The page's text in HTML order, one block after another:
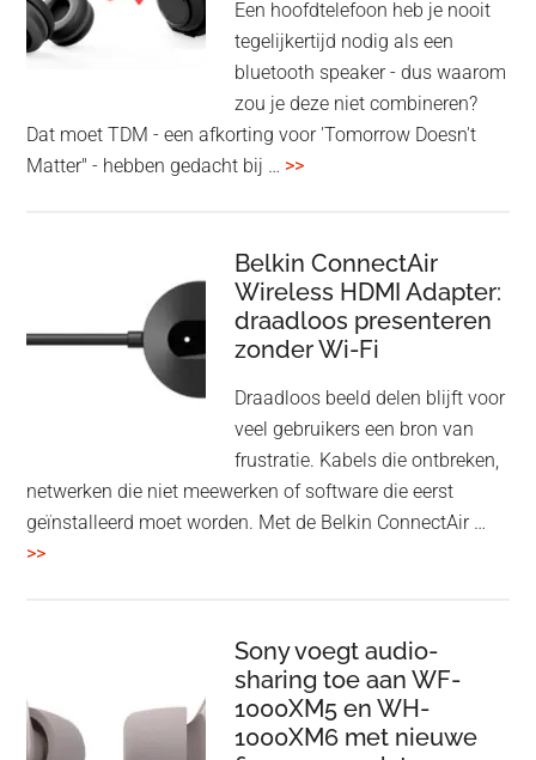
Een hoofdtelefoon heb je nooit
tegelijkertijd nodig als een
bluetooth speaker - dus waarom
zou je deze niet combineren?
Dat moet TDM - een afkorting voor 'Tomorrow Doesn't
Matter" - hebben gedacht bij … >>overHoofdtelefoon
Speaker
in
een
twist
Belkin ConnectAir
Wireless HDMI Adapter:
draadloos presenteren
zonder Wi-Fi
Draadloos beeld delen blijft voor
veel gebruikers een bron van
frustratie. Kabels die ontbreken,
netwerken die niet meewerken of software die eerst
geïnstalleerd moet worden. Met de Belkin ConnectAir …
>>overBelkin
draadloos
presenteren
Sony voegt audio-
sharing toe aan WF-
1000XM5 en WH-
1000XM6 met nieuwe